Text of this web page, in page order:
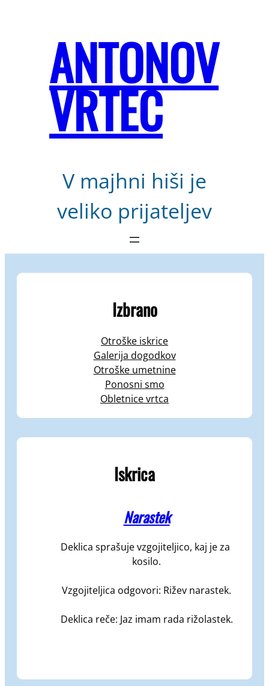
ANTONOV
VRTEC
V majhni hiši je
veliko prijateljev
Izbrano
Otroške iskrice
Galerija dogodkov
Otroške umetnine
Ponosni smo
Obletnice vrtca
Iskrica
Narastek
Deklica sprašuje vzgojiteljico, kaj je za
kosilo.
Vzgojiteljica odgovori: Rižev narastek.
Deklica reče: Jaz imam rada rižolastek.